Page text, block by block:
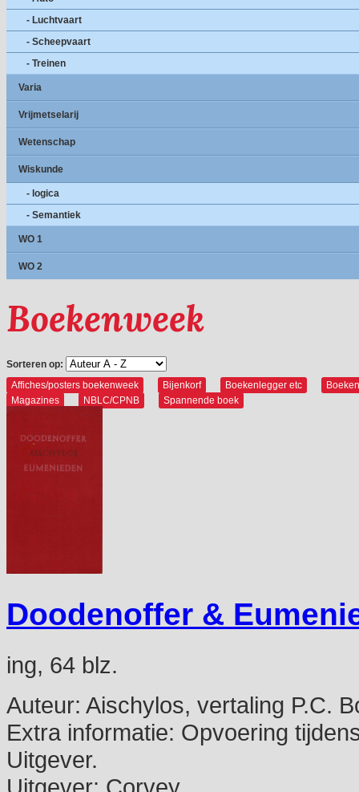
- Luchtvaart
- Scheepvaart
- Treinen
Varia
Vrijmetselarij
Wetenschap
Wiskunde
- logica
- Semantiek
WO 1
WO 2
Boekenweek
Sorteren op:
Affiches/posters boekenweek
Bijenkorf Boekenlegger etc
Magazines
NBLC/CPNB Spannende boek
Doodenoffer &
ing, 64 blz.
Auteur: Aischylos, vertaling P.C.
Extra informatie: Opvoering
Uitgever.
Uitgever: Corvey